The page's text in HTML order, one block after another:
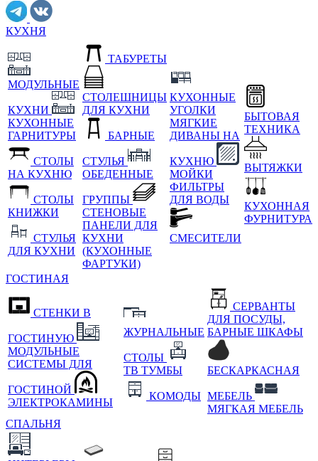
КУХНЯ
МОДУЛЬНЫЕ
КУХНИ
КУХОННЫЕ
ГАРНИТУРЫ
СТОЛЫ
НА КУХНЮ
СТОЛЫ
КНИЖКИ
СТУЛЬЯ
ДЛЯ КУХНИ
ТАБУРЕТЫ
СТОЛЕШНИЦЫ
ДЛЯ КУХНИ
БАРНЫЕ
СТУЛЬЯ
ОБЕДЕННЫЕ
ГРУППЫ
СТЕНОВЫЕ
ПАНЕЛИ ДЛЯ
КУХНИ
(КУХОННЫЕ
ФАРТУКИ)
КУХОННЫЕ
УГОЛКИ
МЯГКИЕ
ДИВАНЫ НА
КУХНЮ
МОЙКИ
ФИЛЬТРЫ
ДЛЯ ВОДЫ
СМЕСИТЕЛИ
БЫТОВАЯ
ТЕХНИКА
ВЫТЯЖКИ
КУХОННАЯ
ФУРНИТУРА
ГОСТИНАЯ
СТЕНКИ В
ГОСТИНУЮ
МОДУЛЬНЫЕ
СИСТЕМЫ ДЛЯ
ГОСТИНОЙ
ЭЛЕКТРОКАМИНЫ
ЖУРНАЛЬНЫЕ
СТОЛЫ
ТВ ТУМБЫ
КОМОДЫ
СЕРВАНТЫ
ДЛЯ ПОСУДЫ,
БАРНЫЕ ШКАФЫ
БЕСКАРКАСНАЯ
МЕБЕЛЬ
МЯГКАЯ МЕБЕЛЬ
СПАЛЬНЯ